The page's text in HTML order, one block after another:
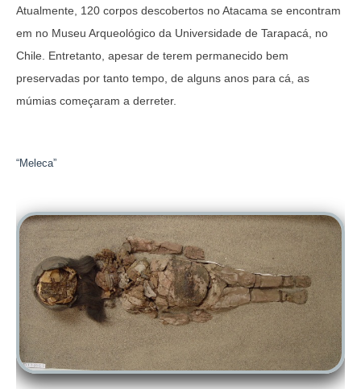
Atualmente, 120 corpos descobertos no Atacama se encontram
em no Museu Arqueológico da Universidade de Tarapacá, no
Chile. Entretanto, apesar de terem permanecido bem
preservadas por tanto tempo, de alguns anos para cá, as
múmias começaram a derreter.
“Meleca”